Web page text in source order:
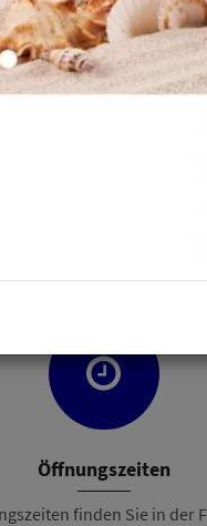
in unserem Online-
Auswahl an
vieler nationaler
und individuelle
oder Espresso in
Geschäft begrüßen zu
Öffnungszeiten
finden Sie in der